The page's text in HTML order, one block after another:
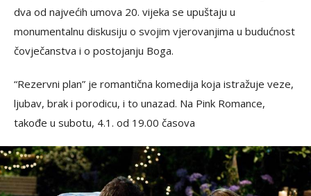
dva od najvećih umova 20. vijeka se upuštaju u
monumentalnu diskusiju o svojim vjerovanjima u budućnost
čovječanstva i o postojanju Boga.
“Rezervni plan” je romantična komedija koja istražuje veze,
ljubav, brak i porodicu, i to unazad. Na Pink Romance,
takođe u subotu, 4.1. od 19.00 časova